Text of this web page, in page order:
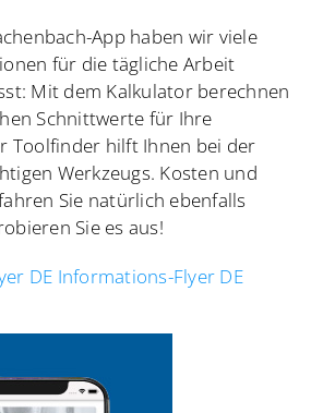
App haben wir viele
für die tägliche Arbeit
Mit dem Kalkulator berechnen
Schnittwerte für Ihre
Toolfinder hilft Ihnen bei der
Werkzeugs. Kosten und
Sie natürlich ebenfalls
Sie es aus!
DE Informations-Flyer DE